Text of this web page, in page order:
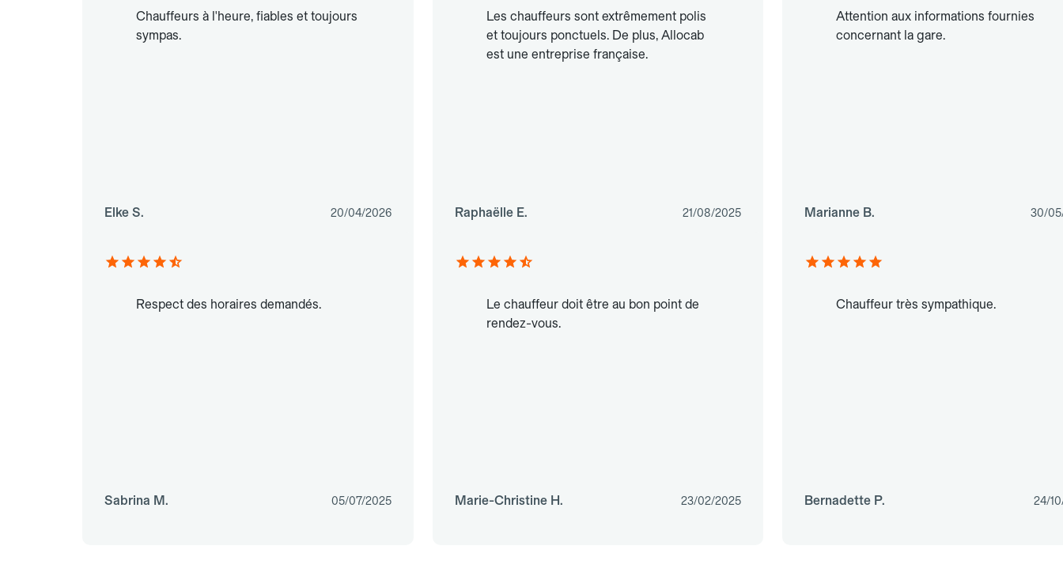
Chauffeurs à l'heure, fiables et toujours
sympas.
Elke S. 20/04/2026
Les chauffeurs sont extrêmement polis
et toujours ponctuels. De plus, Allocab
est une entreprise française.
Raphaëlle E. 21/08/2025
Attention aux informations fournies
concernant la gare.
Marianne B. 30/
Respect des horaires demandés.
Sabrina M. 05/07/2025
Le chauffeur doit être au bon point de
rendez-vous.
Marie-Christine H. 23/02/2025
Chauffeur très sympathique.
Bernadette P. 24/